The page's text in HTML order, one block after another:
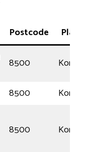
Postcode
8500
Kortrijk
8500 Kortrijk
8500 Kortrijk